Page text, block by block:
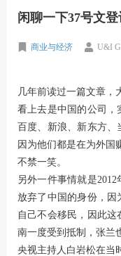
闲聊一下37号文登
商业与经济 U&I
几年前读过一篇文章，
看上去是中国的公司，
百度、新浪、新东方、
因为他们都是在为外国
不禁一笑。
另外一件事情就是
放弃了中国的身份，
自己不会移民，因此
南一度受到抵制，张兰
央视主持人白岩松在当